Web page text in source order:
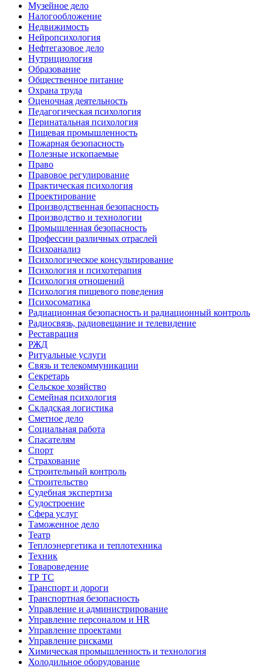
Музейное дело
Налогообложение
Недвижимость
Нейропсихология
Нефтегазовое дело
Нутрициология
Образование
Общественное питание
Охрана труда
Оценочная деятельность
Педагогическая психология
Перинатальная психология
Пищевая промышленность
Пожарная безопасность
Полезные ископаемые
Право
Правовое регулирование
Практическая психология
Проектирование
Производственная безопасность
Производство и технологии
Промышленная безопасность
Профессии различных отраслей
Психоанализ
Психологическое консультирование
Психология и психотерапия
Психология отношений
Психология пищевого поведения
Психосоматика
Радиационная безопасность и радиационный контроль
Радиосвязь, радиовещание и телевидение
Реставрация
РЖД
Ритуальные услуги
Связь и телекоммуникации
Секретарь
Сельское хозяйство
Семейная психология
Складская логистика
Сметное дело
Социальная работа
Спасателям
Спорт
Страхование
Строительный контроль
Строительство
Судебная экспертиза
Судостроение
Сфера услуг
Таможенное дело
Театр
Теплоэнергетика и теплотехника
Техник
Товароведение
ТР ТС
Транспорт и дороги
Транспортная безопасность
Управление и администрирование
Управление персоналом и HR
Управление проектами
Управление рисками
Химическая промышленность и технология
Холодильное оборудование